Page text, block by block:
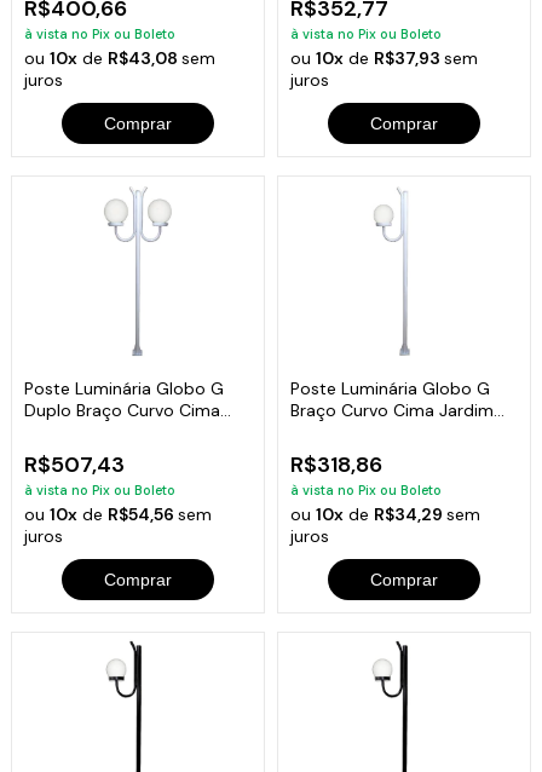
R$400,66
à vista no Pix ou Boleto
ou10x de R$43,08sem
juros
Comprar
R$352,77
à vista no Pix ou Boleto
ou 10xde R$37,93 sem
juros
Comprar
Poste Luminária Globo G
Duplo Braço Curvo Cima
R$507,43
à vista no Pix ou Boleto
ou10x de R$54,56sem
juros
Comprar
Poste Luminária Globo G
Braço Curvo Cima Jardim
R$318,86
à vista no Pix ou Boleto
ou 10xde R$34,29 sem
juros
Comprar